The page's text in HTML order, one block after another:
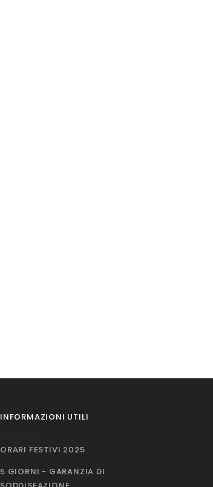
INFORMAZIONI UTILI
ORARI FESTIVI 2025
5 GIORNI - GARANZIA DI